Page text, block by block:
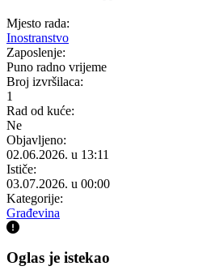
Mjesto rada:
Inostranstvo
Zaposlenje:
Puno radno vrijeme
Broj izvršilaca:
1
Rad od kuće:
Ne
Objavljeno:
02.06.2026. u 13:11
Ističe:
03.07.2026. u 00:00
Kategorije:
Građevina
Oglas je istekao